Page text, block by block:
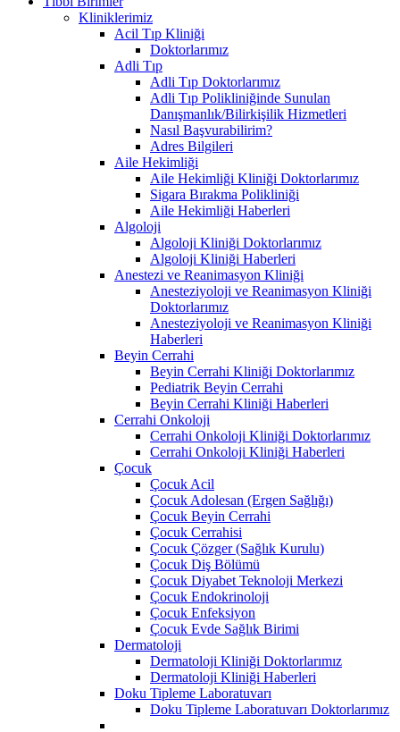
Kliniklerimiz
Acil Tıp Kliniği
Doktorlarımız
Adli Tıp
Adli Tıp Doktorlarımız
Adli Tıp Polikliniğinde Sunulan
Danışmanlık/Bilirkişilik Hizmetleri
Nasıl Başvurabilirim?
Adres Bilgileri
Aile Hekimliği
Aile Hekimliği Kliniği Doktorlarımız
Sigara Bırakma Polikliniği
Aile Hekimliği Haberleri
Algoloji
Algoloji Kliniği Doktorlarımız
Algoloji Kliniği Haberleri
Anestezi ve Reanimasyon Kliniği
Anesteziyoloji ve Reanimasyon Kliniği
Doktorlarımız
Anesteziyoloji ve Reanimasyon Kliniği
Haberleri
Beyin Cerrahi
Beyin Cerrahi Kliniği Doktorlarımız
Pediatrik Beyin Cerrahi
Beyin Cerrahi Kliniği Haberleri
Cerrahi Onkoloji
Cerrahi Onkoloji Kliniği Doktorlarımız
Cerrahi Onkoloji Kliniği Haberleri
Çocuk
Çocuk Acil
Çocuk Adolesan (Ergen Sağlığı)
Çocuk Beyin Cerrahi
Çocuk Cerrahisi
Çocuk Çözger (Sağlık Kurulu)
Çocuk Diş Bölümü
Çocuk Diyabet Teknoloji Merkezi
Çocuk Endokrinoloji
Çocuk Enfeksiyon
Çocuk Evde Sağlık Birimi
Dermatoloji
Dermatoloji Kliniği Doktorlarımız
Dermatoloji Kliniği Haberleri
Doku Tipleme Laboratuvarı
Doku Tipleme Laboratuvarı Doktorlarımız